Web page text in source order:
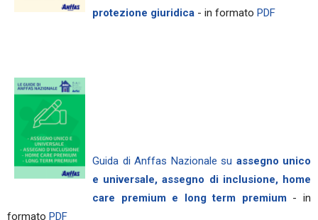
protezione giuridica - in formato PDF
Guida di Anffas Nazionale su assegno unico
e universale, assegno di inclusione, home
care premium e long term premium- in
formato PDF